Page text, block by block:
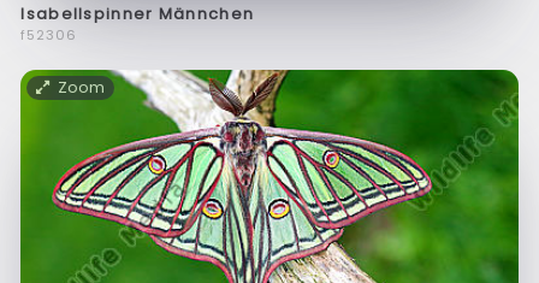
Isabellspinner Männchen
f52306
Zoom